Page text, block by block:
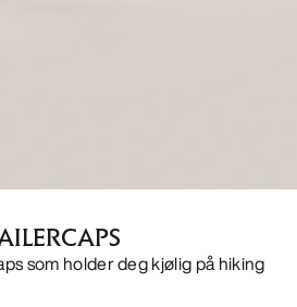
som holder deg kjølig på hiking